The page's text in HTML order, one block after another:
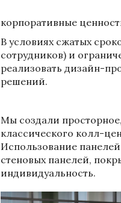
корпоративные
В условиях сжатых
сотрудников) и
реализовать дизайн-
решений.
Мы создали
классического колл-
Использование
стеновых панелей,
индивидуальность.